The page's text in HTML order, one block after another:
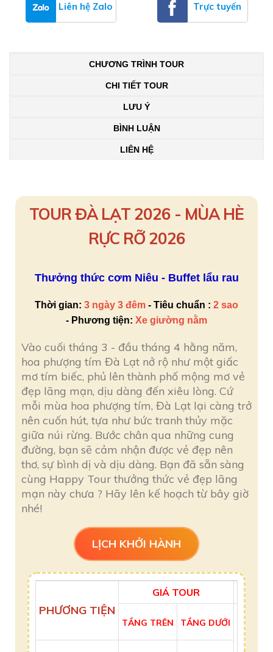
Liên hệ Zalo Trực tuyến
CHƯƠNG TRÌNH TOUR
CHI TIẾT TOUR
LƯU Ý
BÌNH LUẬN
LIÊN HỆ
TOUR ĐÀ LẠT 2026 - MÙA HÈ
RỰC RỠ 2026
Thưởng thức cơm Niêu - Buffet lẩu rau
Thời gian: 3 ngày 3 đêm - Tiêu chuẩn : 2 sao
- Phương tiện: Xe giường nằm
Vào cuối tháng 3 - đầu tháng 4 hằng năm,
hoa phượng tím Đà Lạt nở rộ như một giấc
mơ tím biếc, phủ lên thành phố mộng mơ vẻ
đẹp lãng mạn, dịu dàng đến xiêu lòng. Cứ
mỗi mùa hoa phượng tím, Đà Lạt lại càng trở
nên cuốn hút, tựa như bức tranh thủy mặc
giữa núi rừng. Bước chân qua những cung
đường, bạn sẽ cảm nhận được vẻ đẹp nên
thơ, sự bình dị và dịu dàng. Bạn đã sẵn sàng
cùng Happy Tour thưởng thức vẻ đẹp lãng
mạn này chưa ? Hãy lên kế hoạch từ bây giờ
nhé!
LỊCH KHỞI HÀNH
PHƯƠNG TIỆN
GIÁ TOUR PHỤ
TẦNG TRÊN TẦNG DƯỚI